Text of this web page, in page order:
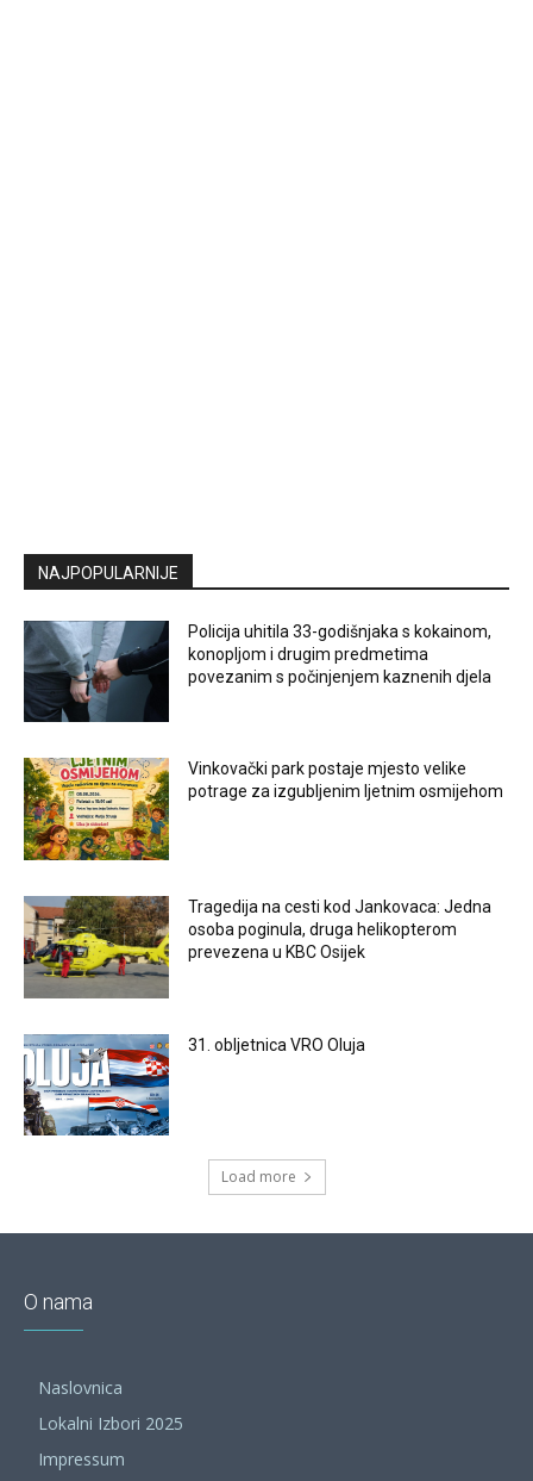
NAJPOPULARNIJE
Policija uhitila 33-godišnjaka s kokainom,
konopljom i drugim predmetima
povezanim s počinjenjem kaznenih djela
Vinkovački park postaje mjesto velike
potrage za izgubljenim ljetnim osmijehom
Tragedija na cesti kod Jankovaca: Jedna
osoba poginula, druga helikopterom
prevezena u KBC Osijek
31. obljetnica VRO Oluja
Load more
O nama
Naslovnica
Lokalni Izbori 2025
Impressum